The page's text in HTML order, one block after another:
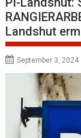
Landshut
September 3, 2024